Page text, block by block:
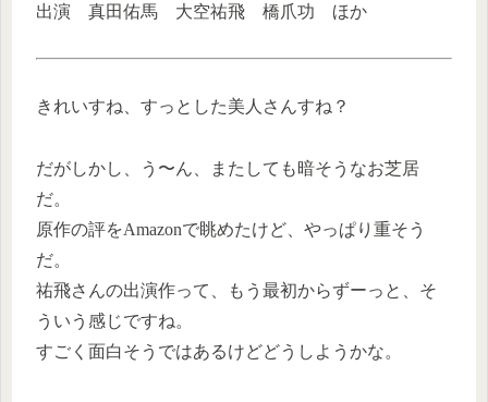
出演 真田佑馬 大空祐飛 橋爪功 ほか
きれいすね、すっとした美人さんすね？
だがしかし、う〜ん、またしても暗そうなお芝居
だ。
原作の評をAmazonで眺めたけど、やっぱり重そう
だ。
祐飛さんの出演作って、もう最初からずーっと、そ
ういう感じですね。
すごく面白そうではあるけどどうしようかな。